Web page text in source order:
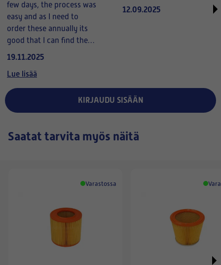
few days, the process was
easy and as I need to
order these annually its
good that I can find the
correct product from my
19.11.2025
Lue lisää
12.09.2025
KIRJAUDU SISÄÄN
Saatat tarvita myös näitä
Varastossa